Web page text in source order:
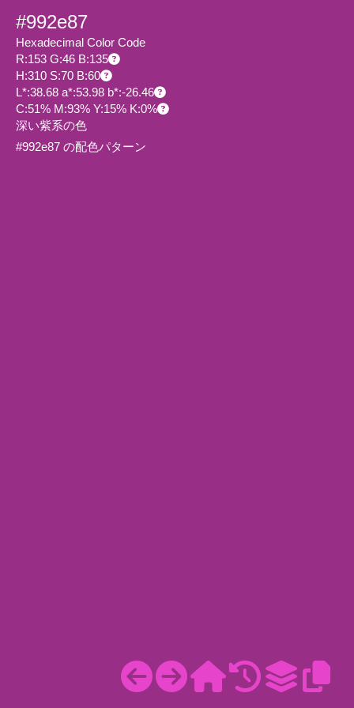
#992e87
Hexadecimal Color Code
R:153 G:46 B:135
H:310 S:70 B:60
L*:38.68 a*:53.98 b*:-26.46
C:51% M:93% Y:15% K:0%
深い紫系の色
#992e87 の配色パターン